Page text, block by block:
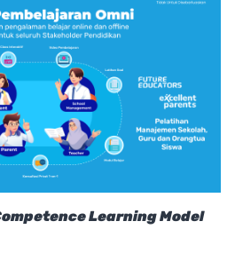
Learning Model